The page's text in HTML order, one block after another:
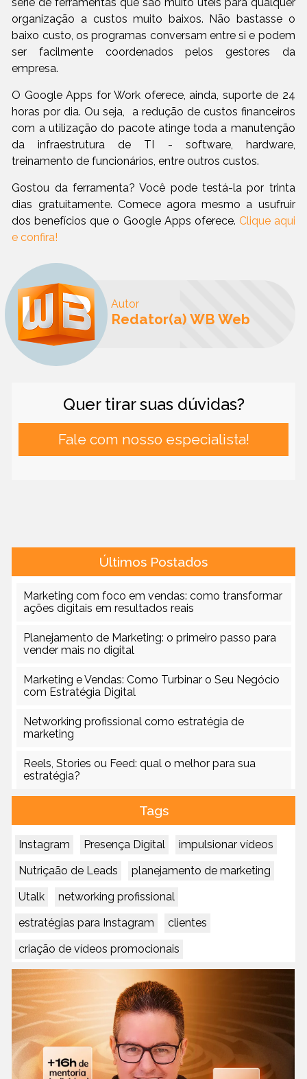
série de ferramentas que são muito úteis para qualquer
organização a custos muito baixos. Não bastasse o
baixo custo, os programas conversam entre si e podem
ser facilmente coordenados pelos gestores da
empresa.
O Google Apps for Work oferece, ainda, suporte de 24
horas por dia. Ou seja, a redução de custos financeiros
com a utilização do pacote atinge toda a manutenção
da infraestrutura de TI - software, hardware,
treinamento de funcionários, entre outros custos.
Gostou da ferramenta? Você pode testá-la por trinta
dias gratuitamente. Comece agora mesmo a usufruir
dos benefícios que o Google Apps oferece. Clique aqui
e confira!
Autor
Redator(a) WB Web
Quer tirar suas dúvidas?
Fale com nosso especialista!
Últimos Postados
Marketing com foco em vendas: como transformar
ações digitais em resultados reais
Planejamento de Marketing: o primeiro passo para
vender mais no digital
Marketing e Vendas: Como Turbinar o Seu Negócio
com Estratégia Digital
Networking profissional como estratégia de
marketing
Reels, Stories ou Feed: qual o melhor para sua
estratégia?
Tags
Instagram Presença Digital
impulsionar vídeos
Nutriçaão de Leads
planejamento de marketing
Utalk
networking profissional
estratégias para Instagram
clientes
criação de vídeos promocionais